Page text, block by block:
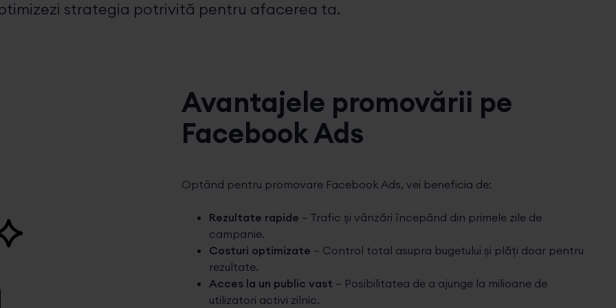
strategia potrivită pentru afacerea ta.
Avantajele promovării pe
Facebook Ads
Optând pentru promovare Facebook Ads, vei beneficia de:
Rezultate rapide – Trafic și vânzări începând din primele zile de
campanie.
Costuri optimizate – Control total asupra bugetului și plăți doar pentru
rezultate.
Acces la un public vast – Posibilitatea de a ajunge la milioane de
utilizatori activi zilnic.